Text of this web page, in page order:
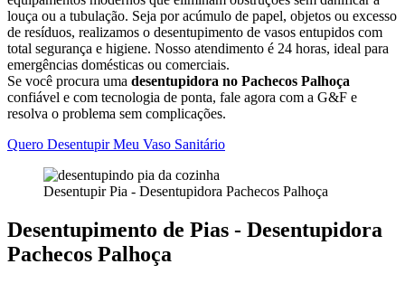
louça ou a tubulação. Seja por acúmulo de papel, objetos ou excesso
de resíduos, realizamos o desentupimento de vasos entupidos com
total segurança e higiene. Nosso atendimento é 24 horas, ideal para
emergências domésticas ou comerciais.
Se você procura uma desentupidora no Pachecos Palhoça
confiável e com tecnologia de ponta, fale agora com a G&F e
resolva o problema sem complicações.
Quero Desentupir Meu Vaso Sanitário
Desentupir Pia - Desentupidora Pachecos Palhoça
Desentupimento de Pias - Desentupidora
Pachecos Palhoça